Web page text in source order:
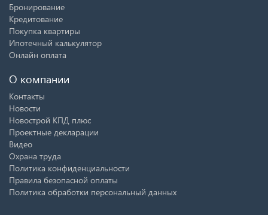
Бронирование
Кредитование
Покупка квартиры
Ипотечный калькулятор
Онлайн оплата
О компании
Контакты
Новости
Новострой КПД плюс
Проектные декларации
Видео
Охрана труда
Политика конфиденциальности
Правила безопасной оплаты
Политика обработки персональный данных